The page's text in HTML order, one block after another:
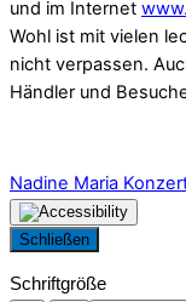
und im Internet
Wohl ist mit vielen
nicht verpassen.
Händler und
Nadine Maria
Schließen
Schriftgröße